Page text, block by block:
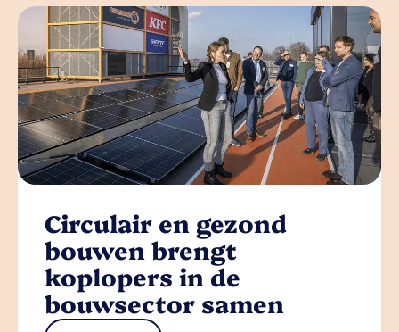
Circulair en gezond
bouwen brengt
koplopers in de
bouwsector samen